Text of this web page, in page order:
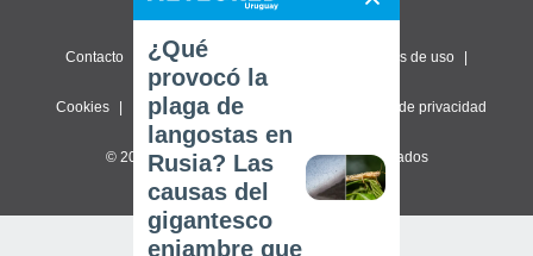
Contacto Sobre nosotros Términos de uso
Cookies Política de privacidad Configuración de privacidad
© 2026 Meteored. Todos los derechos reservados
¿Qué
provocó la
plaga de
langostas en
Rusia? Las
causas del
gigantesco
enjambre que